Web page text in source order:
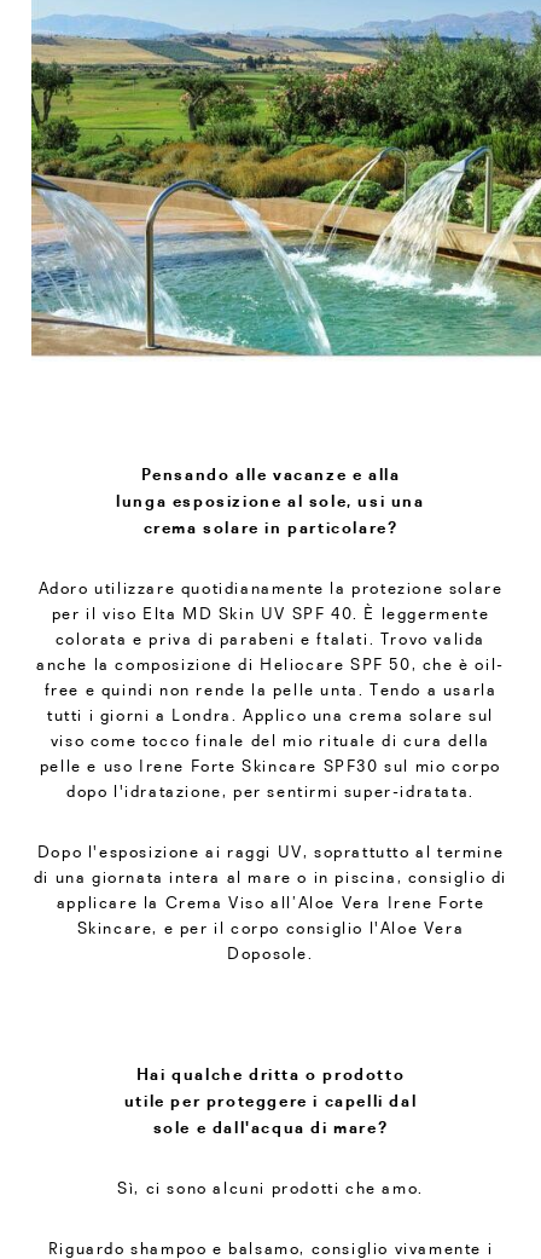
Pensando alle vacanze e alla
lunga esposizione al sole, usi una
crema solare in particolare?
Adoro utilizzare quotidianamente la protezione solare
per il viso Elta MD Skin UV SPF 40. È leggermente
colorata e priva di parabeni e ftalati. Trovo valida
anche la composizione di Heliocare SPF 50, che è oil-
free e quindi non rende la pelle unta. Tendo a usarla
tutti i giorni a Londra. Applico una crema solare sul
viso come tocco finale del mio rituale di cura della
pelle e uso Irene Forte Skincare SPF30 sul mio corpo
dopo l'idratazione, per sentirmi super-idratata.
Dopo l'esposizione ai raggi UV, soprattutto al termine
di una giornata intera al mare o in piscina, consiglio di
applicare la Crema Viso all’Aloe Vera Irene Forte
Skincare, e per il corpo consiglio l'Aloe Vera
Doposole.
Hai qualche dritta o prodotto
utile per proteggere i capelli dal
sole e dall'acqua di mare?
Sì, ci sono alcuni prodotti che amo.
Riguardo shampoo e balsamo, consiglio vivamente i